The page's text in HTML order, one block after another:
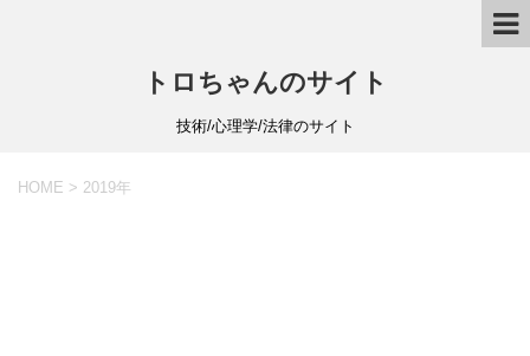
トロちゃんのサイト
技術/心理学/法律のサイト
HOME > 2019年